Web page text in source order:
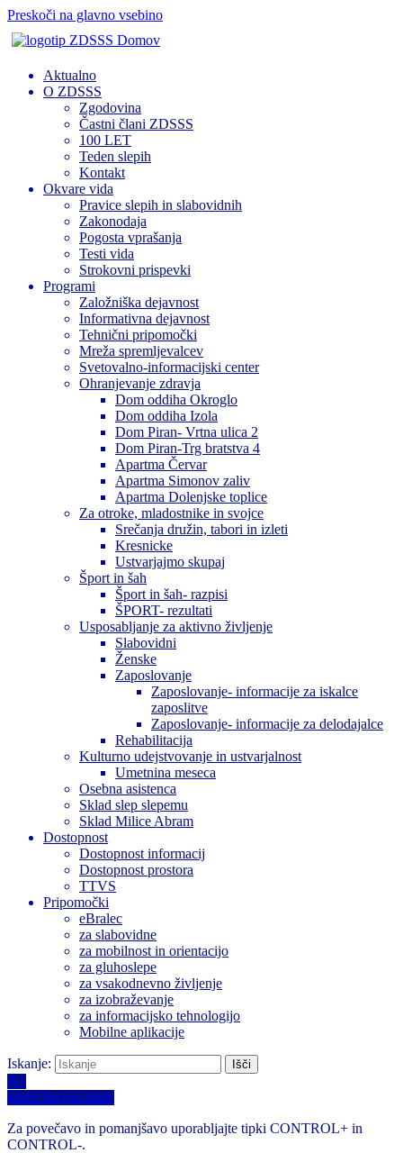
Preskoči na glavno vsebino
Domov
Aktualno
O ZDSSS
Zgodovina
Častni člani ZDSSS
100 LET
Teden slepih
Kontakt
Okvare vida
Pravice slepih in slabovidnih
Zakonodaja
Pogosta vprašanja
Testi vida
Strokovni prispevki
Programi
Založniška dejavnost
Informativna dejavnost
Tehnični pripomočki
Mreža spremljevalcev
Svetovalno-informacijski center
Ohranjevanje zdravja
Dom oddiha Okroglo
Dom oddiha Izola
Dom Piran- Vrtna ulica 2
Dom Piran-Trg bratstva 4
Apartma Červar
Apartma Simonov zaliv
Apartma Dolenjske toplice
Za otroke, mladostnike in svojce
Srečanja družin, tabori in izleti
Kresnicke
Ustvarjajmo skupaj
Šport in šah
Šport in šah- razpisi
ŠPORT- rezultati
Usposabljanje za aktivno življenje
Slabovidni
Ženske
Zaposlovanje
Zaposlovanje- informacije za iskalce
zaposlitve
Zaposlovanje- informacije za delodajalce
Rehabilitacija
Kulturno udejstvovanje in ustvarjalnost
Umetnina meseca
Osebna asistenca
Sklad slep slepemu
Sklad Milice Abram
Dostopnost
Dostopnost informacij
Dostopnost prostora
TTVS
Pripomočki
eBralec
za slabovidne
za mobilnost in orientacijo
za gluhoslepe
za vsakodnevno življenje
za izobraževanje
za informacijsko tehnologijo
Mobilne aplikacije
Iskanje:
A+
Izberi barvno temo
Za povečavo in pomanjšavo uporabljajte tipki CONTROL+ in
CONTROL-.